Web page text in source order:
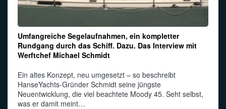
Umfangreiche Segelaufnahmen, ein kompletter
Rundgang durch das Schiff. Dazu. Das Interview mit
Werftchef Michael Schmidt
Ein altes Konzept, neu umgesetzt – so beschreibt
HanseYachts-Gründer Schmidt seine jüngste
Neuentwicklung, die viel beachtete Moody 45. Seht selbst,
was er damit meint…